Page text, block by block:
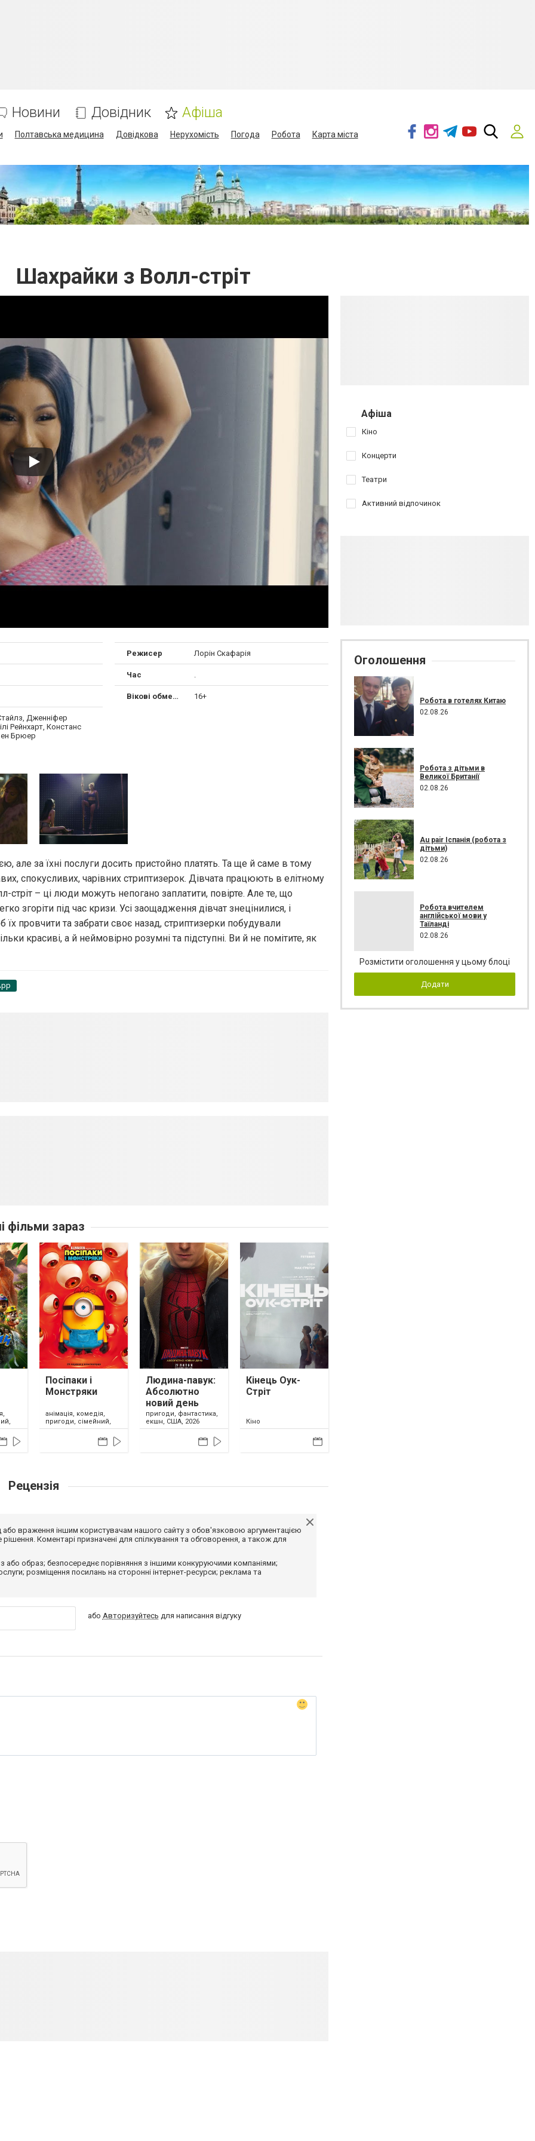
Новини Довідник Афіша
Полтавська медицина Довідкова Нерухомість Погода Робота Карта міста
Шахрайки з Волл-стріт
Дженніфер
Рейнхарт, Констанс
Брюер
Режисер Лорін Скафарія
Час
Вікові обмеження 16+
але за їхні послуги досить пристойно платять. Та ще й саме в тому
спокусливих, чарівних стриптизерок. Дівчата працюють в елітному
стріт – ці люди можуть непогано заплатити, повірте. Але те, що
під час кризи. Усі заощадження дівчат знецінилися, і
провчити та забрати своє назад, стриптизерки побудували
красиві, а й неймовірно розумні та підступні. Ви й не помітите, як
фільми зараз
Посіпаки і
Монстряки
анімація, комедія,
пригоди, сімейний,
США, 2026
Людина-павук:
Абсолютно
новий день
пригоди, фантастика,
екшн, США, 2026
Кінець Оук-
Стріт
Кіно
Рецензія
або враження іншим користувачам нашого сайту з обов'язковою аргументацією
Коментарі призначені для спілкування та обговорення, а також для
або образ; безпосереднє порівняння з іншими конкуруючими компаніями;
розміщення посилань на сторонні інтернет-ресурси; реклама та
або Авторизуйтесь для написання відгуку
Афіша
Кіно
Концерти
Театри
Активний відпочинок
Оголошення
Робота в готелях Китаю
02.08.26
Робота з дітьми в
Великої Британії
02.08.26
Au pair Іспанія (робота з
дітьми)
02.08.26
Робота вчителем
англійської мови у
Таїланді
02.08.26
Розмістити оголошення у цьому блоці
Додати